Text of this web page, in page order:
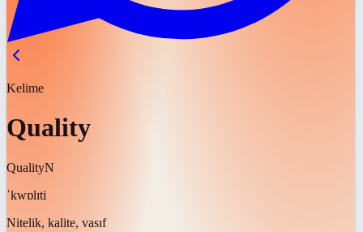
Kelime
Quality
QualityN
ˈkwɒlɪti
Nitelik, kalite, vasıf